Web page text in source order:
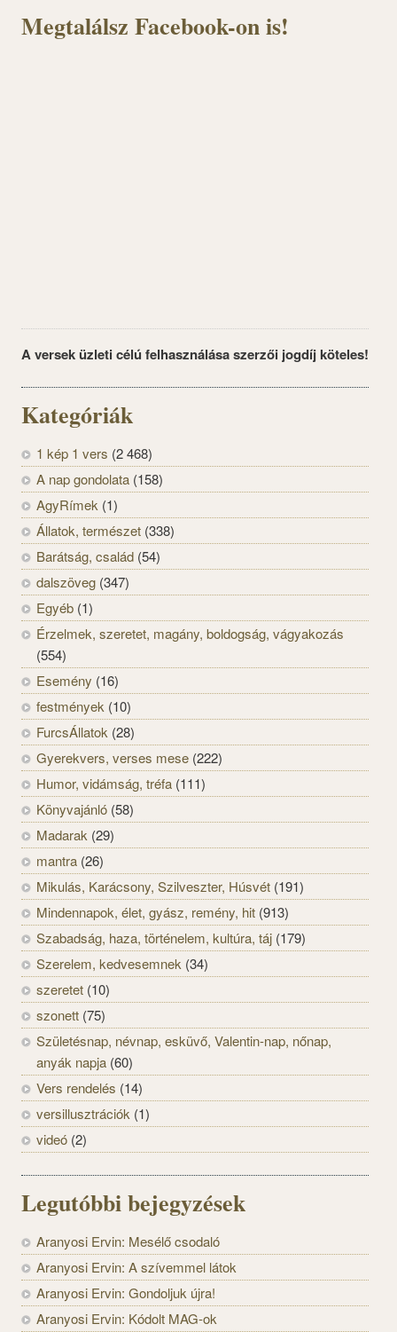
Megtalálsz Facebook-on is!
A versek üzleti célú felhasználása szerzői jogdíj köteles!
Kategóriák
1 kép 1 vers (2 468)
A nap gondolata (158)
AgyRímek (1)
Állatok, természet (338)
Barátság, család (54)
dalszöveg (347)
Egyéb (1)
Érzelmek, szeretet, magány, boldogság, vágyakozás
(554)
Esemény (16)
festmények (10)
FurcsÁllatok (28)
Gyerekvers, verses mese (222)
Humor, vidámság, tréfa (111)
Könyvajánló (58)
Madarak (29)
mantra (26)
Mikulás, Karácsony, Szilveszter, Húsvét (191)
Mindennapok, élet, gyász, remény, hit (913)
Szabadság, haza, történelem, kultúra, táj (179)
Szerelem, kedvesemnek (34)
szeretet (10)
szonett (75)
Születésnap, névnap, esküvő, Valentin-nap, nőnap,
anyák napja (60)
Vers rendelés (14)
versillusztrációk (1)
videó (2)
Legutóbbi bejegyzések
Aranyosi Ervin: Mesélő csodaló
Aranyosi Ervin: A szívemmel látok
Aranyosi Ervin: Gondoljuk újra!
Aranyosi Ervin: Kódolt MAG-ok